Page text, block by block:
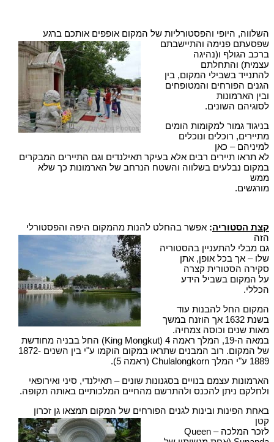
השלווה, היופי והפסטורליות של המקום אופפים אותכם ברגע
שפסעתם פנימה והתיישבתם
ברכב הגולף ו(נהיגה
עצמית) והתחלתם
להתנייד בשבילי המקום, בין
הגנים הפורחים והמטופחים
ובין הארמונות
לסוגיהם השונים.
בניגוד גמור למקומות הומים
מתיירים, רוכלים ונוכלים
למיניהם – כאן
לא תראו תיירים רבים אלא בעיקר תאילנדים וגם התיירים המבקרים
במקום נבלעים בשלווה והשטח הנרחב של הארמונות כך שלא
ממש
מורגשים.
קצת הסטוריה: אפשר בהחלט להנות מהמקום היפה והפסטורלי
הזה
גם מבלי להתעניין בהסטוריה
שלו – אך בכל אופן, אתן
סקירה הסטורית קצרה
על המקום בשביל הידע
הכללי.
המקום החל להבנות עוד
בשנת 1632 אך הוזנח במשך
מאות שנים וכוסה צמחיה.
במאה ה-19, המלך ראמה 4 (King Mongkut) החל בבניה מחודשת
של המקום. רוב המבנים שתראו במקום הוקמו ע"י בין השנים 1872-
1889 ע"י המלך Chulalongkorn (ראמה 5).
הארמונות עצמם בנויים בסגנונות שונים – תאילנדי, סיני ואירופאי
ולחלקם ניתן להכנס ולהתרשם מהחיים המלכותיים באותה תקופה.
באחת הפינות ובינות לגנים הפורחים של המקום תמצאו גן זכרון
קטן
לזכר המלכה – Queen